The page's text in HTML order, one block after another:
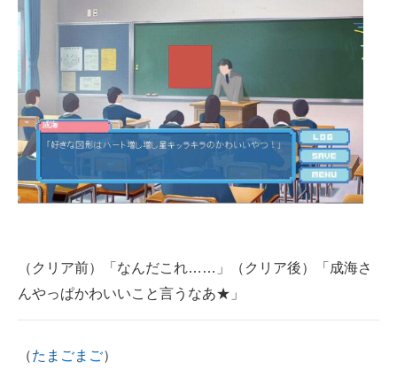
（クリア前）「なんだこれ……」（クリア後）「成海さ
んやっぱかわいいこと言うなあ★」
（たまごまご）